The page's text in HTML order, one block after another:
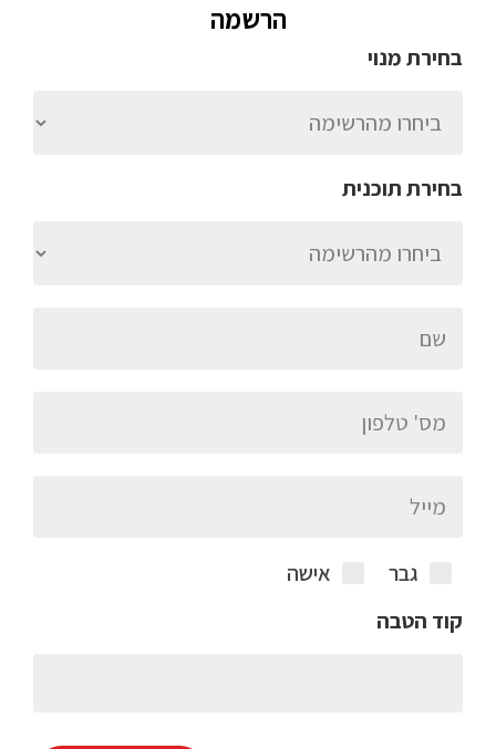
הרשמה
בחירת מנוי
בחירת תוכנית
גבר
אישה
קוד הטבה